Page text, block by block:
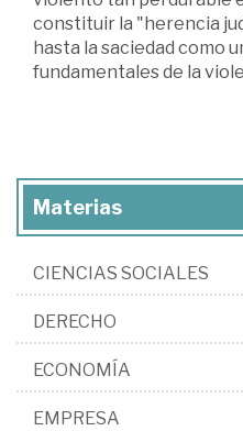
constituir la "herencia
hasta la saciedad como
fundamentales de la
Materias
CIENCIAS SOCIALES
DERECHO
ECONOMÍA
EMPRESA